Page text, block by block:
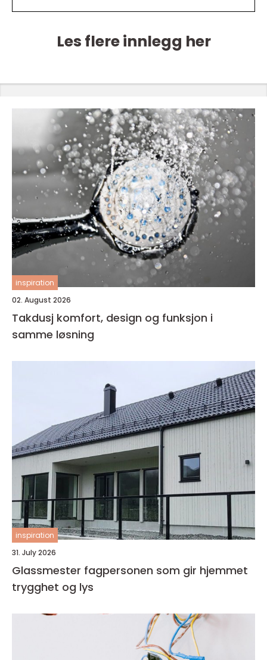
Les flere innlegg her
inspiration
02. August 2026
Takdusj komfort, design og funksjon i
samme løsning
inspiration
31. July 2026
Glassmester fagpersonen som gir hjemmet
trygghet og lys